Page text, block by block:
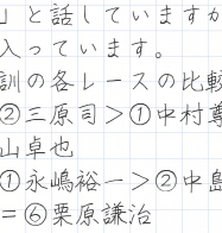
と話しています
っています。
の各レースの比
②三原司＞①中村
卓也
①永嶋裕一＞②中
⑥栗原謙治